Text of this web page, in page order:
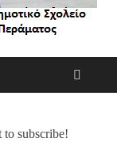
subscribe!